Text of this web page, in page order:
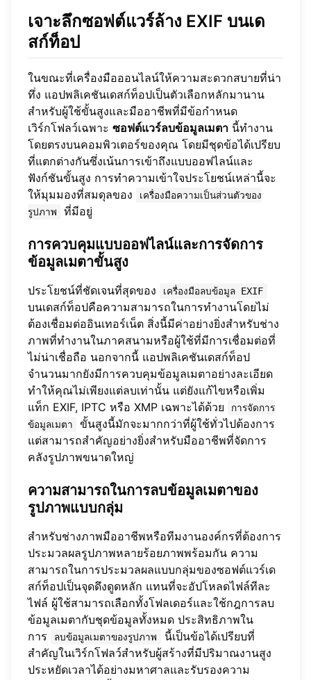
เจาะลึกซอฟต์แวร์ล้าง EXIF บนเด
สก์ท็อป
ในขณะที่เครื่องมือออนไลน์ให้ความสะดวกสบายที่น่า
ทึ่ง แอปพลิเคชันเดสก์ท็อปเป็นตัวเลือกหลักมานาน
สำหรับผู้ใช้ขั้นสูงและมืออาชีพที่มีข้อกำหนด
เวิร์กโฟลว์เฉพาะ ซอฟต์แวร์ลบข้อมูลเมตา นี้ทำงาน
โดยตรงบนคอมพิวเตอร์ของคุณ โดยมีชุดข้อได้เปรียบ
ที่แตกต่างกันซึ่งเน้นการเข้าถึงแบบออฟไลน์และ
ฟังก์ชันขั้นสูง การทำความเข้าใจประโยชน์เหล่านี้จะ
ให้มุมมองที่สมดุลของ
เครื่องมือความเป็นส่วนตัวของ
รูปภาพ
ที่มีอยู่
การควบคุมแบบออฟไลน์และการจัดการ
ข้อมูลเมตาขั้นสูง
ประโยชน์ที่ชัดเจนที่สุดของ เครื่องมือลบข้อมูล EXIF
บนเดสก์ท็อปคือความสามารถในการทำงานโดยไม่
ต้องเชื่อมต่ออินเทอร์เน็ต สิ่งนี้มีค่าอย่างยิ่งสำหรับช่าง
ภาพที่ทำงานในภาคสนามหรือผู้ใช้ที่มีการเชื่อมต่อที่
ไม่น่าเชื่อถือ นอกจากนี้ แอปพลิเคชันเดสก์ท็อป
จำนวนมากยังมีการควบคุมข้อมูลเมตาอย่างละเอียด
ทำให้คุณไม่เพียงแต่ลบเท่านั้น แต่ยังแก้ไขหรือเพิ่ม
แท็ก EXIF, IPTC หรือ XMP เฉพาะได้ด้วย
การจัดการ
ข้อมูลเมตา
ขั้นสูงนี้มักจะมากกว่าที่ผู้ใช้ทั่วไปต้องการ
แต่สามารถสำคัญอย่างยิ่งสำหรับมืออาชีพที่จัดการ
คลังรูปภาพขนาดใหญ่
ความสามารถในการลบข้อมูลเมตาของ
รูปภาพแบบกลุ่ม
สำหรับช่างภาพมืออาชีพหรือทีมงานองค์กรที่ต้องการ
ประมวลผลรูปภาพหลายร้อยภาพพร้อมกัน ความ
สามารถในการประมวลผลแบบกลุ่มของซอฟต์แวร์เด
สก์ท็อปเป็นจุดดึงดูดหลัก แทนที่จะอัปโหลดไฟล์ทีละ
ไฟล์ ผู้ใช้สามารถเลือกทั้งโฟลเดอร์และใช้กฎการลบ
ข้อมูลเมตากับชุดข้อมูลทั้งหมด ประสิทธิภาพใน
การ
ลบข้อมูลเมตาของรูปภาพ
นี้เป็นข้อได้เปรียบที่
สำคัญในเวิร์กโฟลว์สำหรับผู้สร้างที่มีปริมาณงานสูง
ประหยัดเวลาได้อย่างมหาศาลและรับรองความ